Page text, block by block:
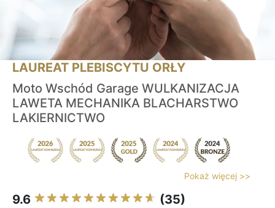
LAUREAT PLEBISCYTU ORŁY
Moto Wschód Garage WULKANIZACJA
LAWETA MECHANIKA BLACHARSTWO
LAKIERNICTWO
Pokaż więcej >>
9.6 (35)